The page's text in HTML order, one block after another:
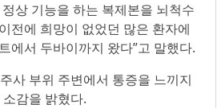
상 기능을 하는 복제본을 뇌척수
전에 희망이 없었던 많은 환자에
에서 두바이까지 왔다”고 말했다.
사 부위 주변에서 통증을 느끼지
감을 밝혔다.